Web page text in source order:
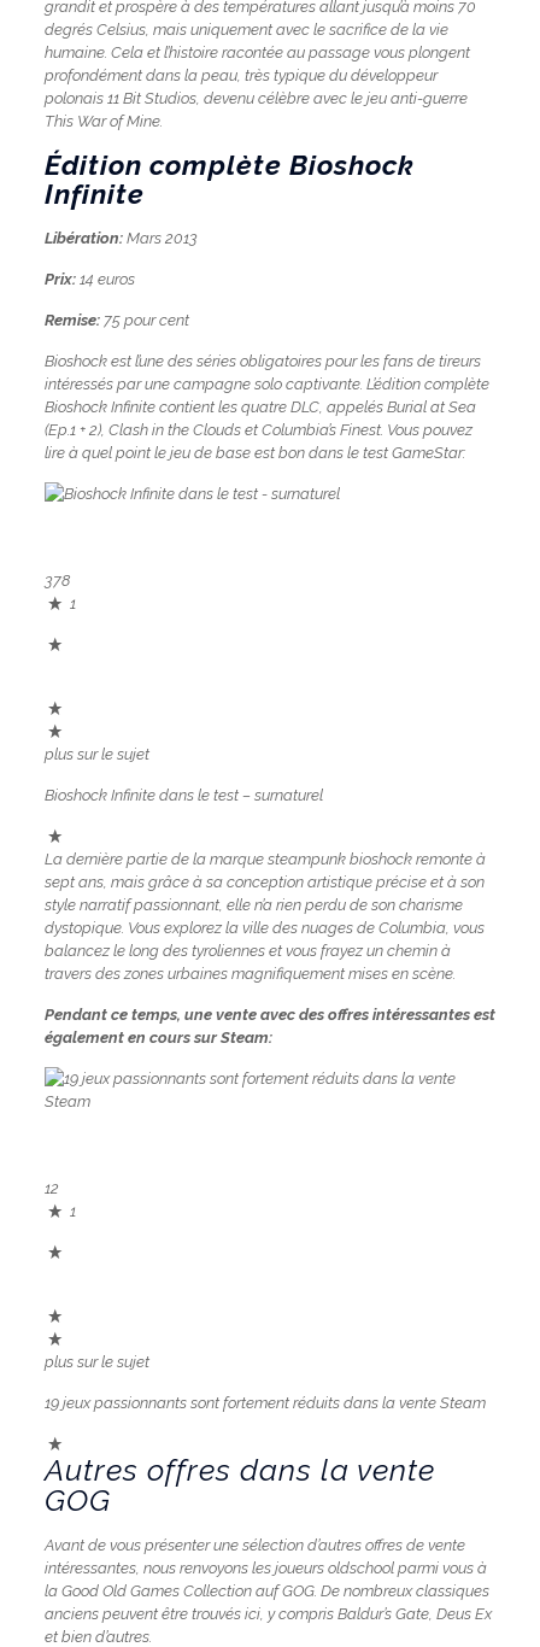
grandit et prospère à des températures allant jusqu’à moins 70
degrés Celsius, mais uniquement avec le sacrifice de la vie
humaine. Cela et l’histoire racontée au passage vous plongent
profondément dans la peau, très typique du développeur
polonais 11 Bit Studios, devenu célèbre avec le jeu anti-guerre
This War of Mine.
Édition complète Bioshock
Infinite
Libération:Mars 2013
Prix:14 euros
Remise:75 pour cent
Bioshock est l’une des séries obligatoires pour les fans de tireurs
intéressés par une campagne solo captivante. L’édition complète
Bioshock Infinite contient les quatre DLC, appelés Burial at Sea
(Ep.1 + 2), Clash in the Clouds et Columbia’s Finest. Vous pouvez
lire à quel point le jeu de base est bon dans le test GameStar:
378
1
plus sur le sujet
Bioshock Infinite dans le test – surnaturel
La dernière partie de la marque steampunk bioshock remonte à
sept ans, mais grâce à sa conception artistique précise et à son
style narratif passionnant, elle n’a rien perdu de son charisme
dystopique. Vous explorez la ville des nuages ​​de Columbia, vous
balancez le long des tyroliennes et vous frayez un chemin à
travers des zones urbaines magnifiquement mises en scène.
Pendant ce temps, une vente avec des offres intéressantes est
également en cours sur Steam:
12
1
plus sur le sujet
19 jeux passionnants sont fortement réduits dans la vente Steam
Autres offres dans la vente
GOG
Avant de vous présenter une sélection d’autres offres de vente
intéressantes, nous renvoyons les joueurs oldschool parmi vous à
la Good Old Games Collection auf GOG. De nombreux classiques
anciens peuvent être trouvés ici, y compris Baldur’s Gate, Deus Ex
et bien d’autres.